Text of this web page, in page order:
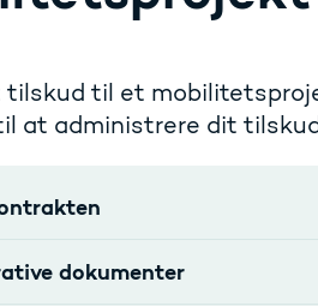
tilskud til et
at administrere dit
dokumenter